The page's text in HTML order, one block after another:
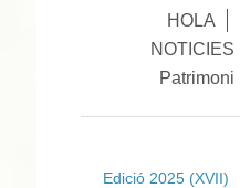
HOLA
NOTICIES
Patrimoni
Edició 2025 (XVII)